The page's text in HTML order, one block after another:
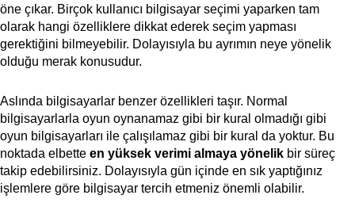
öne çıkar. Birçok kullanıcı bilgisayar seçimi yaparken tam
olarak hangi özelliklere dikkat ederek seçim yapması
gerektiğini bilmeyebilir. Dolayısıyla bu ayrımın neye yönelik
olduğu merak konusudur.
Aslında bilgisayarlar benzer özellikleri taşır. Normal
bilgisayarlarla oyun oynanamaz gibi bir kural olmadığı gibi
oyun bilgisayarları ile çalışılamaz gibi bir kural da yoktur. Bu
noktada elbette en yüksek verimi almaya yönelik bir süreç
takip edebilirsiniz. Dolayısıyla gün içinde en sık yaptığınız
işlemlere göre bilgisayar tercih etmeniz önemli olabilir.